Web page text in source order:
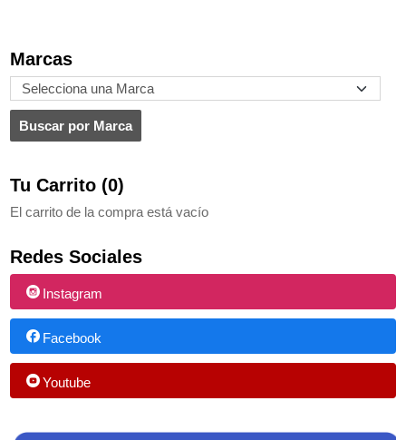
Marcas
Tu Carrito (0)
El carrito de la compra está vacío
Redes Sociales
Instagram
Facebook
Youtube